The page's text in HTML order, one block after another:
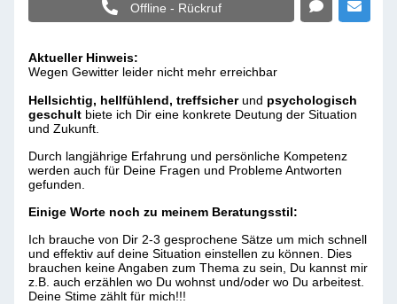
Offline - Rückruf
Aktueller Hinweis:
Wegen Gewitter leider nicht mehr erreichbar
Hellsichtig, hellfühlend, treffsicherund psychologisch
geschult biete ich Dir eine konkrete Deutung der Situation
und Zukunft.
Durch langjährige Erfahrung und persönliche Kompetenz
werden auch für Deine Fragen und Probleme Antworten
gefunden.
Einige Worte noch zu meinem Beratungsstil:
Ich brauche von Dir 2-3 gesprochene Sätze um mich schnell
und effektiv auf deine Situation einstellen zu können. Dies
brauchen keine Angaben zum Thema zu sein, Du kannst mir
z.B. auch erzählen wo Du wohnst und/oder wo Du arbeitest.
Deine Stime zählt für mich!!!